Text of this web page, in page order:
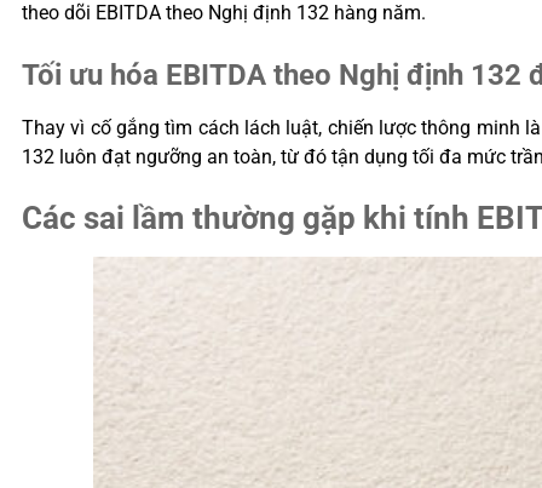
theo dõi EBITDA theo Nghị định 132 hàng năm.
Tối ưu hóa EBITDA theo Nghị định
Thay vì cố gắng tìm cách lách luật, chiến lược thông minh
132 luôn đạt ngưỡng an toàn, từ đó tận dụng tối đa mức
Các sai lầm thường gặp khi tính